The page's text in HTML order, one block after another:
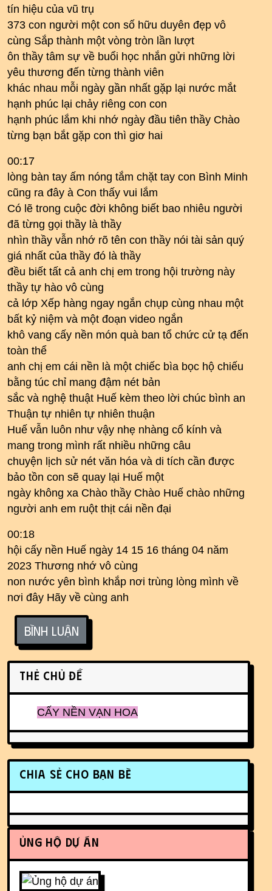
tín hiệu của vũ trụ
373 con người một con số hữu duyên đẹp vô
cùng Sắp thành một vòng tròn lần lượt
ôn thầy tâm sự về buổi học nhắn gửi những lời
yêu thương đến từng thành viên
khác nhau mỗi ngày gần nhất gặp lại nước mắt
hạnh phúc lại chảy riêng con con
hạnh phúc lắm khi nhớ ngày đầu tiên thầy Chào
từng bạn bắt gặp con thì giơ hai
00:17
lòng bàn tay ấm nóng tắm chặt tay con Bình Minh
cũng ra đây à Con thấy vui lắm
Có lẽ trong cuộc đời không biết bao nhiêu người
đã từng gọi thầy là thầy
nhìn thầy vẫn nhớ rõ tên con thầy nói tài sản quý
giá nhất của thầy đó là thầy
đều biết tất cả anh chị em trong hội trường này
thầy tự hào vô cùng
cả lớp Xếp hàng ngay ngắn chụp cùng nhau một
bất kỷ niệm và một đoạn video ngắn
khô vang cấy nền món quà ban tổ chức cử tạ đến
toàn thể
anh chị em cái nền là một chiếc bìa bọc hộ chiếu
bằng túc chỉ mang đậm nét bản
sắc và nghệ thuật Huế kèm theo lời chúc bình an
Thuận tự nhiên tự nhiên thuận
Huế vẫn luôn như vậy nhẹ nhàng cổ kính và
mang trong mình rất nhiều những câu
chuyện lịch sử nét văn hóa và di tích cần được
bảo tồn con sẽ quay lại Huế một
ngày không xa Chào thầy Chào Huế chào những
người anh em ruột thịt cái nền đại
00:18
hội cấy nền Huế ngày 14 15 16 tháng 04 năm
2023 Thương nhớ vô cùng
non nước yên bình khắp nơi trùng lòng mình về
nơi đây Hãy về cùng anh
Bình luận
Related content
Thẻ chủ đề
CẤY NỀN VẠN HOA
More content and functionality
Chia sẻ cho bạn bè
Ủng hộ dự án